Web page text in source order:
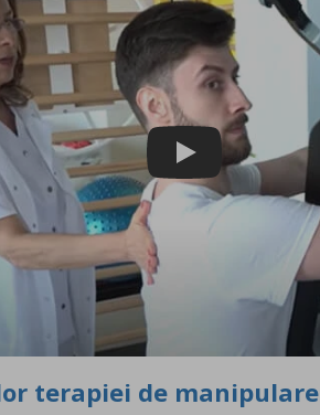
Play
terapiei de manipulare